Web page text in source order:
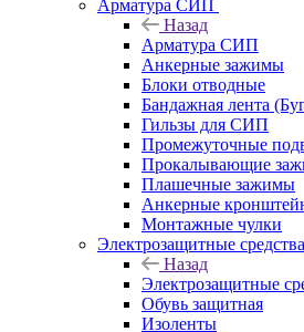
Арматура СИП
Назад
Арматура СИП
Анкерные зажимы
Блоки отводные
Бандажная лента
Гильзы для СИП
Промежуточные
Прокалывающие
Плашечные зажимы
Анкерные
Монтажные чулки
Электрозащитные средства
Назад
Электрозащитные
Обувь защитная
Изоленты